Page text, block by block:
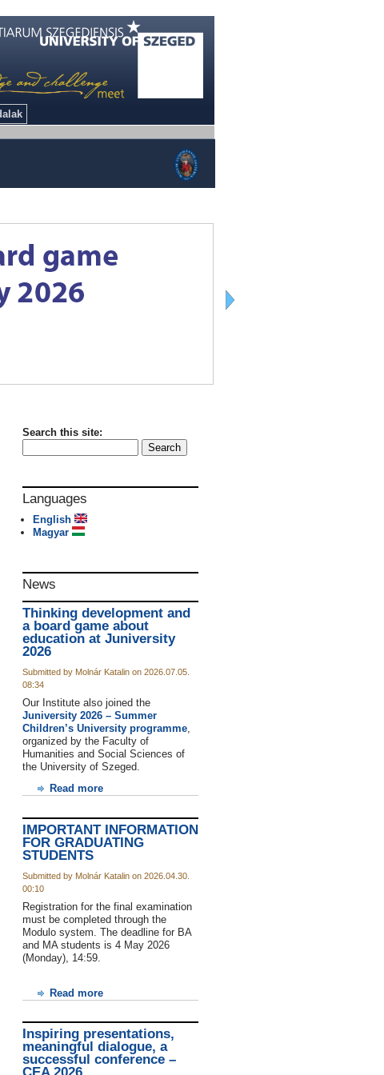
Search this site:
Languages
English
Magyar
News
Thinking development and
a board game about
education at Juniversity
2026
Submitted by Molnár Katalin on 2026.07.05.
08:34
Our Institute also joined the
Juniversity 2026 – Summer
Children’s University programme,
organized by the Faculty of
Humanities and Social Sciences of
the University of Szeged.
Read more
IMPORTANT INFORMATION
FOR GRADUATING
STUDENTS
Submitted by Molnár Katalin on 2026.04.30.
00:10
Registration for the final examination
must be completed through the
Modulo system. The deadline for BA
and MA students is 4 May 2026
(Monday), 14:59.
Read more
Inspiring presentations,
meaningful dialogue, a
successful conference –